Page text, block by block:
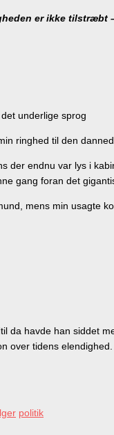
er ikke tilstræbt
underlige sprog
ringhed til den
der endnu var lys i
gang foran det
mens min usagte
da havde han siddet
over tidens
politik